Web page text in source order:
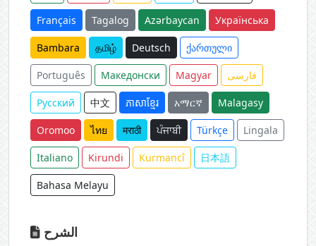
Français Tagalog Azərbaycan Українська
Bambara தமிழ் Deutsch ქართული
Português Македонски Magyar فارسی
Русский 中文 ភាសាខ្មែរ አማርኛ Malagasy
Oromoo ไทย मराठी ਪੰਜਾਬੀ Türkçe Lingala
Italiano Kirundi Kurmancî 日本語
Bahasa Melayu
الشرح